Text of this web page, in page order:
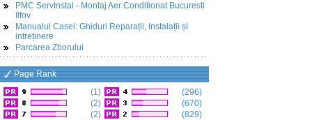
PMC ServInstal - Montaj Aer Conditionat Bucuresti
Ilfov
Manualul Casei: Ghiduri Reparații, Instalații și
intreținere
Parcarea Zborului
Page Rank
(1)
(2)
(2)
(296)
(670)
(829)